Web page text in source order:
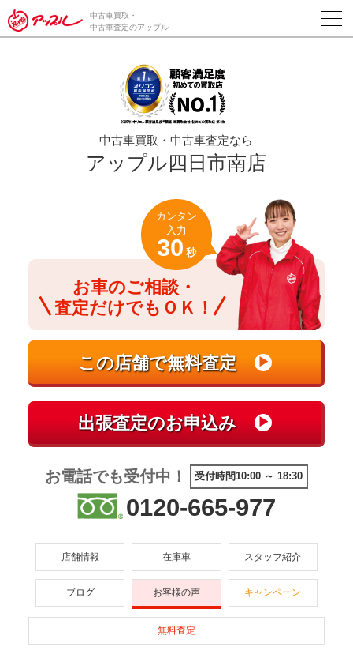
/*ABテスト_新規査定フォームの為のCVボタン*/
中古車買取・
中古車査定のアップル
中古車買取・中古車査定なら
アップル四日市南店
お車のご相談・
査定だけでもＯＫ！
カンタン
入力
30 秒
お電話でも受付中！ 受付時間10:00 ～ 18:30
0120-665-977
店舗情報 在庫車 スタッフ紹介
ブログ お客様の声 キャンペーン
無料査定